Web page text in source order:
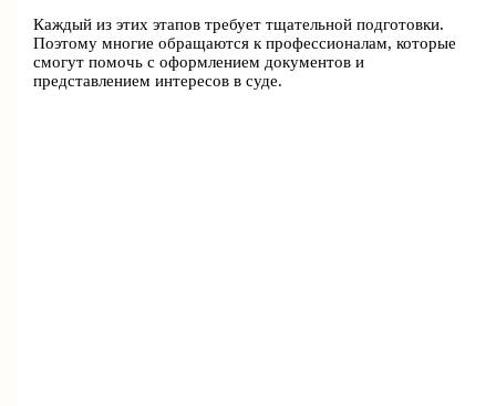
Каждый из этих этапов требует тщательной подготовки.
Поэтому многие обращаются к профессионалам, которые
смогут помочь с оформлением документов и
представлением интересов в суде.